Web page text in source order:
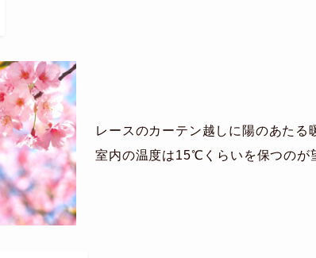
レースのカーテン越しに陽のあたる
室内の温度は15℃くらいを保つのが